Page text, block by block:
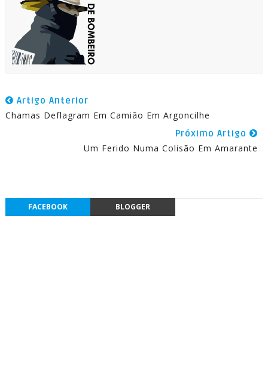
Artigo Anterior
Chamas Deflagram Em Camião Em Argoncilhe
Próximo Artigo
Um Ferido Numa Colisão Em Amarante
FACEBOOK BLOGGER